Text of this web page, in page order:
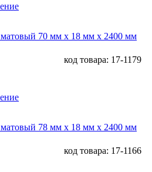
70 мм х 18 мм х 2400 мм
код товара: 17-1179
78 мм х 18 мм х 2400 мм
код товара: 17-1166